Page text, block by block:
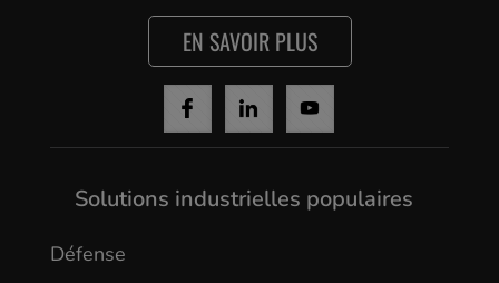
Yes, I agree
EN SAVOIR PLUS
Solutions industrielles populaires
Défense